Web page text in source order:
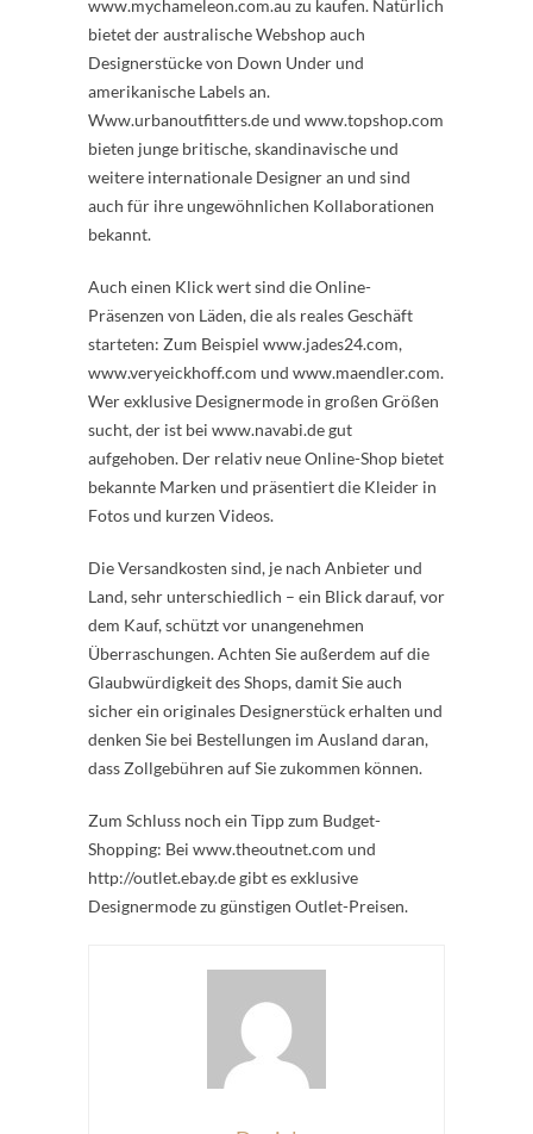
www.mychameleon.com.au zu kaufen. Natürlich
bietet der australische Webshop auch
Designerstücke von Down Under und
amerikanische Labels an.
Www.urbanoutfitters.de und www.topshop.com
bieten junge britische, skandinavische und
weitere internationale Designer an und sind
auch für ihre ungewöhnlichen Kollaborationen
bekannt.
Auch einen Klick wert sind die Online-
Präsenzen von Läden, die als reales Geschäft
starteten: Zum Beispiel www.jades24.com,
www.veryeickhoff.com und www.maendler.com.
Wer exklusive Designermode in großen Größen
sucht, der ist bei www.navabi.de gut
aufgehoben. Der relativ neue Online-Shop bietet
bekannte Marken und präsentiert die Kleider in
Fotos und kurzen Videos.
Die Versandkosten sind, je nach Anbieter und
Land, sehr unterschiedlich – ein Blick darauf, vor
dem Kauf, schützt vor unangenehmen
Überraschungen. Achten Sie außerdem auf die
Glaubwürdigkeit des Shops, damit Sie auch
sicher ein originales Designerstück erhalten und
denken Sie bei Bestellungen im Ausland daran,
dass Zollgebühren auf Sie zukommen können.
Zum Schluss noch ein Tipp zum Budget-
Shopping: Bei www.theoutnet.com und
http://outlet.ebay.de gibt es exklusive
Designermode zu günstigen Outlet-Preisen.